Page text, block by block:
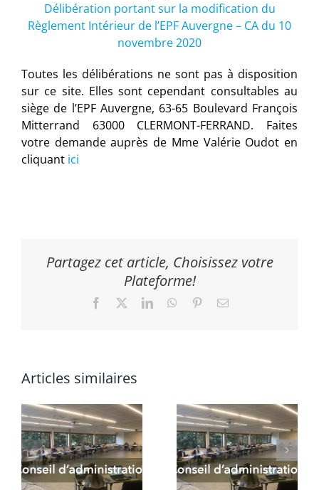
Délibération portant sur la modification du
Règlement Intérieur de l’EPF Auvergne – CA du 10
novembre 2020
Toutes les délibérations ne sont pas à disposition
sur ce site. Elles sont cependant consultables au
siège de l’EPF Auvergne, 63-65 Boulevard François
Mitterrand 63000 CLERMONT-FERRAND. Faites
votre demande auprès de Mme Valérie Oudot en
cliquant ici
Partagez cet article, Choisissez votre
Plateforme!
Facebook LinkedInWhatsApp
PinterestEmail
Articles similaires